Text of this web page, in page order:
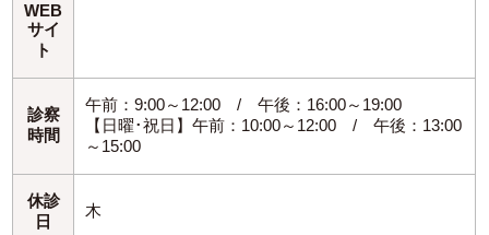
WEB
サイ
ト
診察
時間
午前：9:00～12:00 / 午後：16:00～19:00
【日曜･祝日】午前：10:00～12:00 / 午後：13:00
～15:00
休診
日
木